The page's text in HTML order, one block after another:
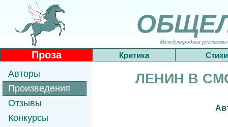
Международная
Проза Критика Стихи
Авторы
Произведения
Отзывы
Конкурсы
ЛЕНИН В